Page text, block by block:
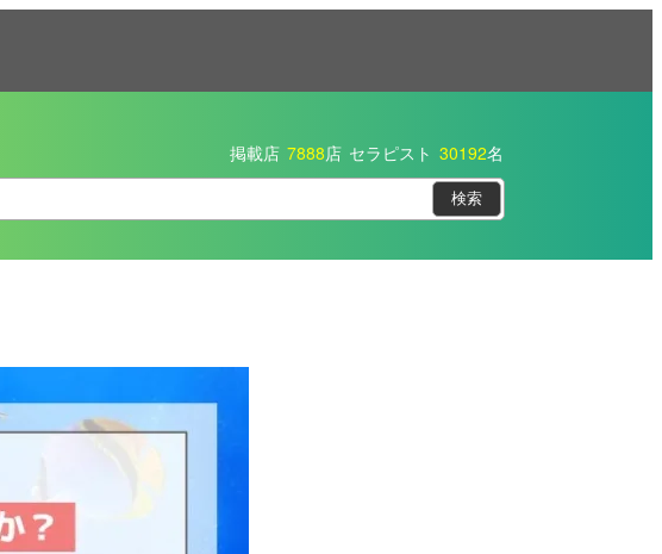
掲載店 7888店 セラピスト 30192名